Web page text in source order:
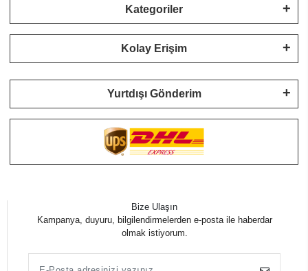
Kategoriler
Kolay Erişim
Yurtdışı Gönderim
Bize Ulaşın
Kampanya, duyuru, bilgilendirmelerden e-posta ile haberdar
olmak istiyorum.